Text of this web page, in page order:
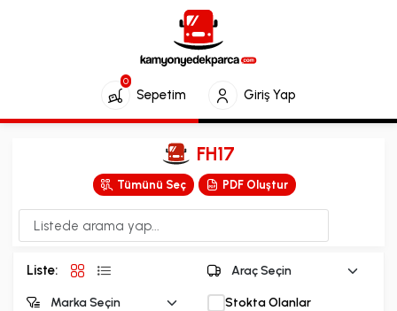
Sepetim
0
Giriş Yap
FH17
Tümünü Seç PDF Oluştur
Liste:
Stokta Olanlar